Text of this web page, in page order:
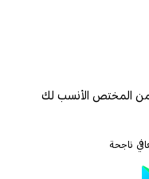
المختص الأنسب لك
ناجحة